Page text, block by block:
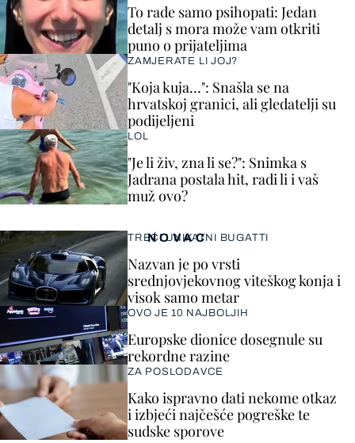
To rade samo psihopati: Jedan
detalj s mora može vam otkriti
puno o prijateljima
ZAMJERATE LI JOJ?
"Koja kuja…": Snašla se na
hrvatskoj granici, ali gledatelji su
podijeljeni
LOL
"Je li živ, zna li se?": Snimka s
Jadrana postala hit, radi li i vaš
muž ovo?
NOVAC
TREĆI UNIKATNI BUGATTI
Nazvan je po vrsti
srednjovjekovnog viteškog konja i
visok samo metar
OVO JE 10 NAJBOLJIH
Europske dionice dosegnule su
rekordne razine
ZA POSLODAVCE
Kako ispravno dati nekome otkaz
i izbjeći najčešće pogreške te
sudske sporove